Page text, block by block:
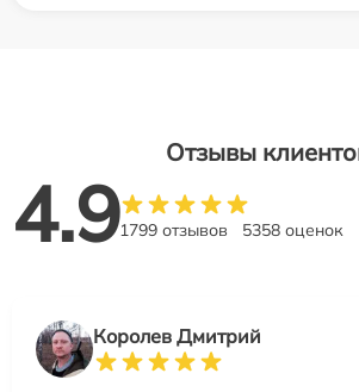
Отзывы
4.91799 отзывов 5358 оценок
Королев Дмитрий